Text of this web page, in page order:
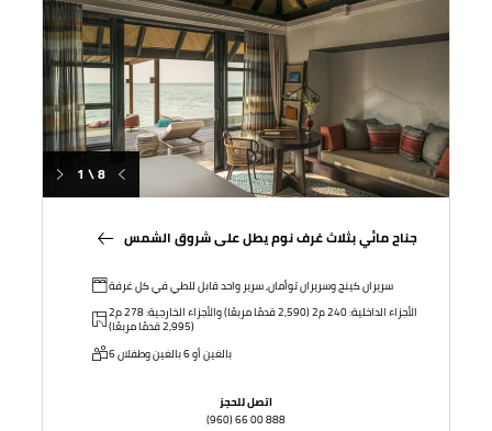
1 \ 8
جناح مائي بثلاث غرف نوم يطل على شروق الشمس
سريران كينج وسريران توأمان, سرير واحد قابل للطي في كل غرفة
الأجزاء الداخلية: 240 م2 (2,590 قدمًا مربعًا) والأجزاء الخارجية: 278 م2
(2,995 قدمًا مربعًا)
6 بالغين أو 6 بالغين وطفلان
اتصل للحجز
(960) 66 00 888